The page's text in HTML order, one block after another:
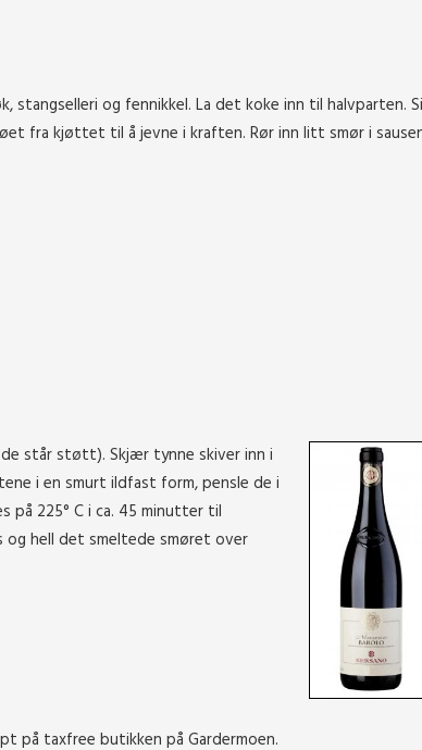
stangselleri og fennikkel. La det koke inn til halvparten.
fra kjøttet til å jevne i kraften. Rør inn litt smør i
står støtt). Skjær tynne skiver inn i
i en smurt ildfast form, pensle de i
225° C i ca. 45 minutter til
hell det smeltede smøret over
på taxfree butikken på Gardermoen.